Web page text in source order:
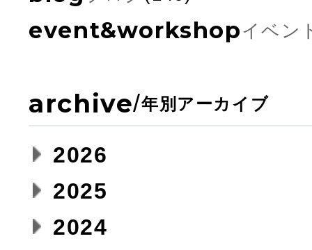
event&workshopイベン
archive/年別アーカイブ
2026
2025
2024